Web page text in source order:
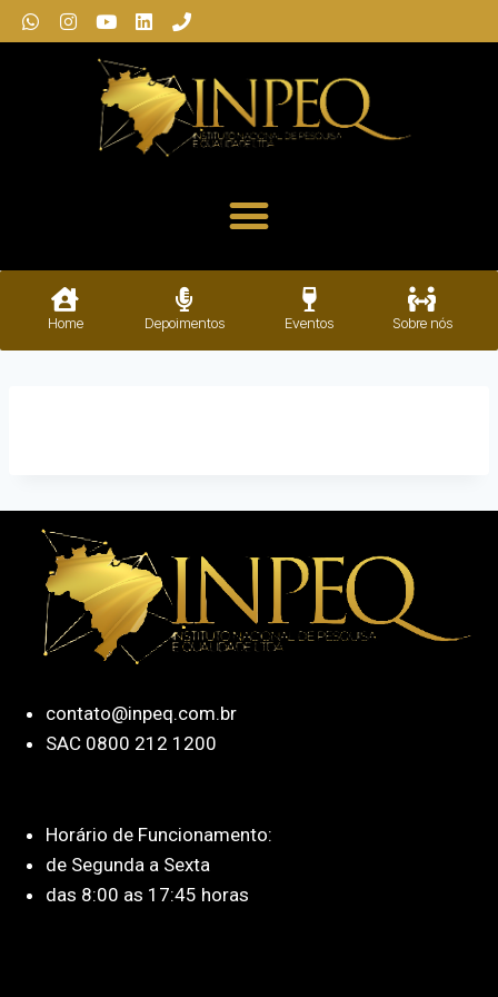
Home Depoimentos Eventos Sobre nós
contato@inpeq.com.br
SAC 0800 212 1200
Horário de Funcionamento:
de Segunda a Sexta
das 8:00 as 17:45 horas